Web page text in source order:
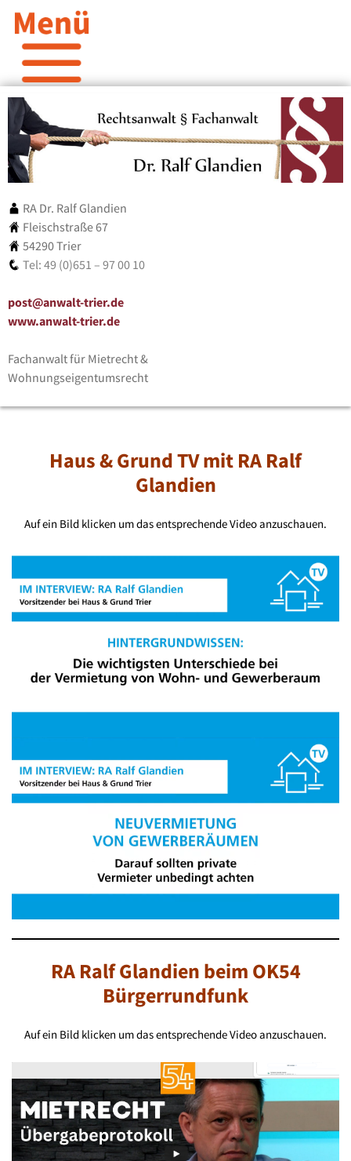
RA Dr. Ralf Glandien
Fleischstraße 67
54290 Trier
Tel: 49 (0)651 – 97 00 10
post@anwalt-trier.de
www.anwalt-trier.de
Fachanwalt für Mietrecht &
Wohnungseigentumsrecht
Haus & Grund TV mit RA Ralf
Glandien
Auf ein Bild klicken um das entsprechende Video anzuschauen.
RA Ralf Glandien beim OK54
Bürgerrundfunk
Auf ein Bild klicken um das entsprechende Video anzuschauen.